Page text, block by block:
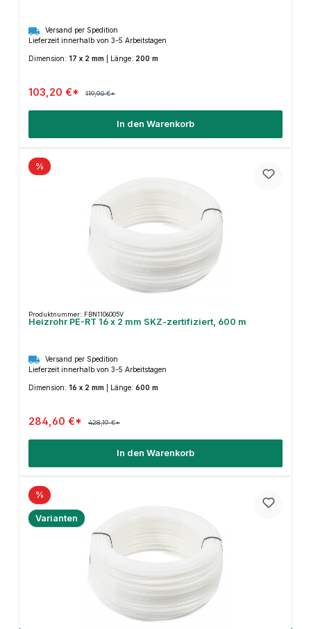
Versand per Spedition
Lieferzeit innerhalb von 3-5 Arbeitstagen
Dimension: 17 x 2 mm Länge: 200 m
103,20 €* 119,90 €*
In den Warenkorb
%
Produktnummer: FBN1106005V
Heizrohr PE-RT 16 x 2 mm SKZ-zertifiziert, 600 m
Versand per Spedition
Lieferzeit innerhalb von 3-5 Arbeitstagen
Dimension: 16 x 2 mm Länge: 600 m
284,60 €* 428,19 €*
In den Warenkorb
%
Varianten